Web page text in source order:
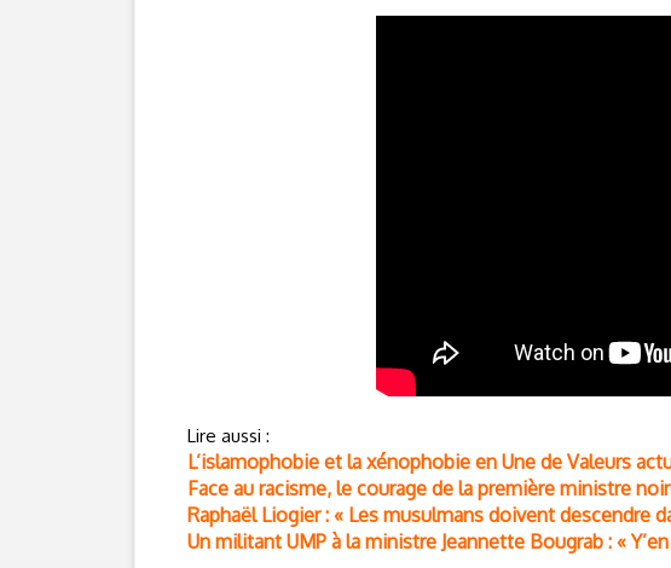
Lire aussi :
L’islamophobie et la xénophobie en Une de Valeurs
Face au racisme, le courage de la première ministre
Raphaël Liogier : « Les musulmans doivent descendre
Un militant UMP à la ministre Jeannette Bougrab : «